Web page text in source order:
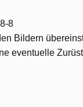
8
Bildern
eventuelle